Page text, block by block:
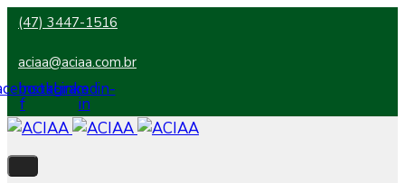
(47) 3447-1516
aciaa@aciaa.com.br
f
Instagram
Linkedin-
in